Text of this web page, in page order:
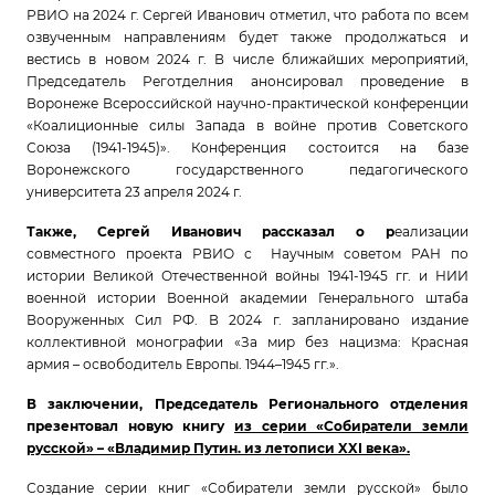
РВИО на 2024 г. Сергей Иванович отметил, что работа по всем
озвученным направлениям будет также продолжаться и
вестись в новом 2024 г. В числе ближайших мероприятий,
Председатель Реготделния анонсировал проведение в
Воронеже Всероссийской научно-практической конференции
«Коалиционные силы Запада в войне против Советского
Союза (1941-1945)». Конференция состоится на базе
Воронежского государственного педагогического
университета 23 апреля 2024 г.
Также, Сергей Иванович рассказал о реализации
совместного проекта РВИО с Научным советом РАН по
истории Великой Отечественной войны 1941-1945 гг. и НИИ
военной истории Военной академии Генерального штаба
Вооруженных Сил РФ. В 2024 г. запланировано издание
коллективной монографии «За мир без нацизма: Красная
армия – освободитель Европы. 1944–1945 гг.».
В заключении, Председатель Регионального отделения
презентовал новую книгу из серии «Собиратели земли
русской» – «Владимир Путин. из летописи XXI века».
Создание серии книг «Собиратели земли русской» было